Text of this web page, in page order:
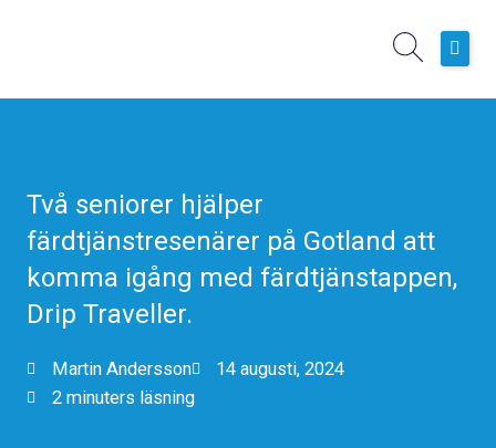
Kundcase
Nyheter
Två seniorer hjälper
färdtjänstresenärer på Gotland att
komma igång med färdtjänstappen,
Drip Traveller.
Martin Andersson
14 augusti, 2024
2 minuters läsning